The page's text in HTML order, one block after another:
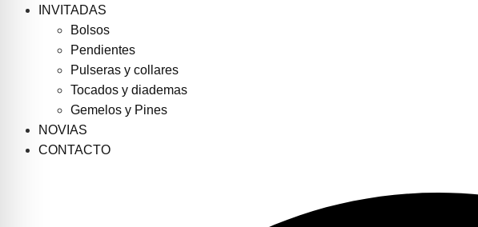
INVITADAS
Bolsos
Pendientes
Pulseras y collares
Tocados y diademas
Gemelos y Pines
NOVIAS
CONTACTO